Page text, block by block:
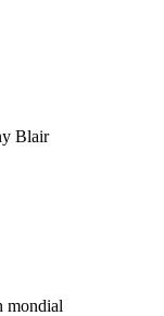
Blair
mondial